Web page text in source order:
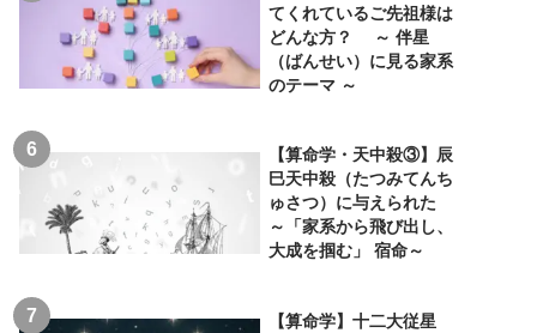
てくれているご先祖様は
どんな方？ ～ 伴星
（ばんせい）に見る家系
のテーマ ～
【算命学・天中殺③】辰
巳天中殺（たつみてんち
ゅさつ）に与えられた
～「家系から飛び出し、
大成を掴む」 宿命～
【算命学】十二大従星